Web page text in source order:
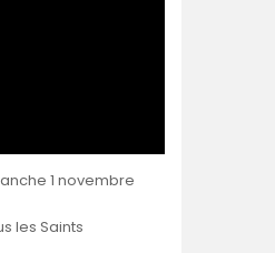
1 novembre
les Saints